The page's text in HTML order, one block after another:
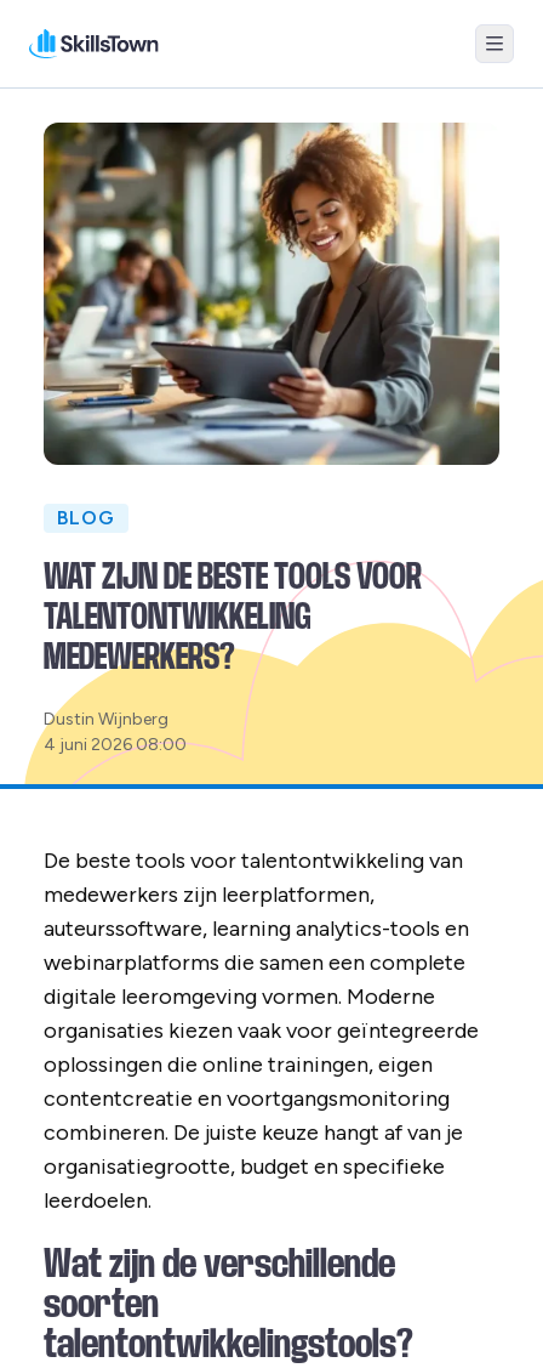
Menu
BLOG
WAT ZIJN DE BESTE TOOLS VOOR
TALENTONTWIKKELING
MEDEWERKERS?
Posted
by:
Dustin Wijnberg
4 juni 2026 08:00
De beste tools voor talentontwikkeling van
medewerkers zijn leerplatformen,
auteurssoftware, learning analytics-tools en
webinarplatforms die samen een complete
digitale leeromgeving vormen. Moderne
organisaties kiezen vaak voor geïntegreerde
oplossingen die online trainingen, eigen
contentcreatie en voortgangsmonitoring
combineren. De juiste keuze hangt af van je
organisatiegrootte, budget en specifieke
leerdoelen.
Wat zijn de verschillende
soorten
talentontwikkelingstools?